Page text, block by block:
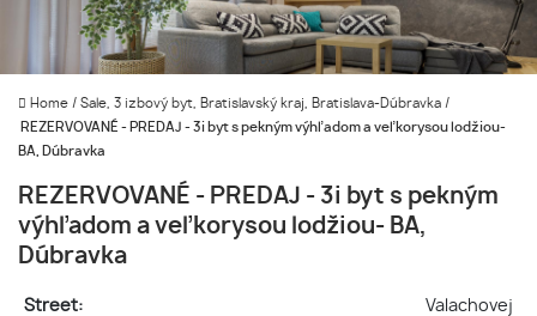
Home / Sale, 3 izbový byt, Bratislavský kraj, Bratislava-Dúbravka /
REZERVOVANÉ - PREDAJ - 3i byt s pekným výhľadom a veľkorysou lodžiou-
BA, Dúbravka
REZERVOVANÉ - PREDAJ - 3i byt s pekným
výhľadom a veľkorysou lodžiou- BA,
Dúbravka
Street:
Valachovej